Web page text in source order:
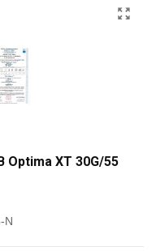
Optima XT 30G/55
N